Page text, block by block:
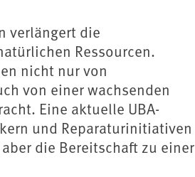
verlängert die
Ressourcen.
nicht nur von
von einer wachsenden
Eine aktuelle UBA-
und Reparaturinitiativen
die Bereitschaft zu einer